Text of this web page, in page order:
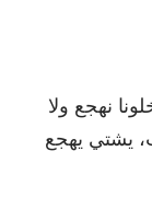
نهجع ولا
يشتي يهجع